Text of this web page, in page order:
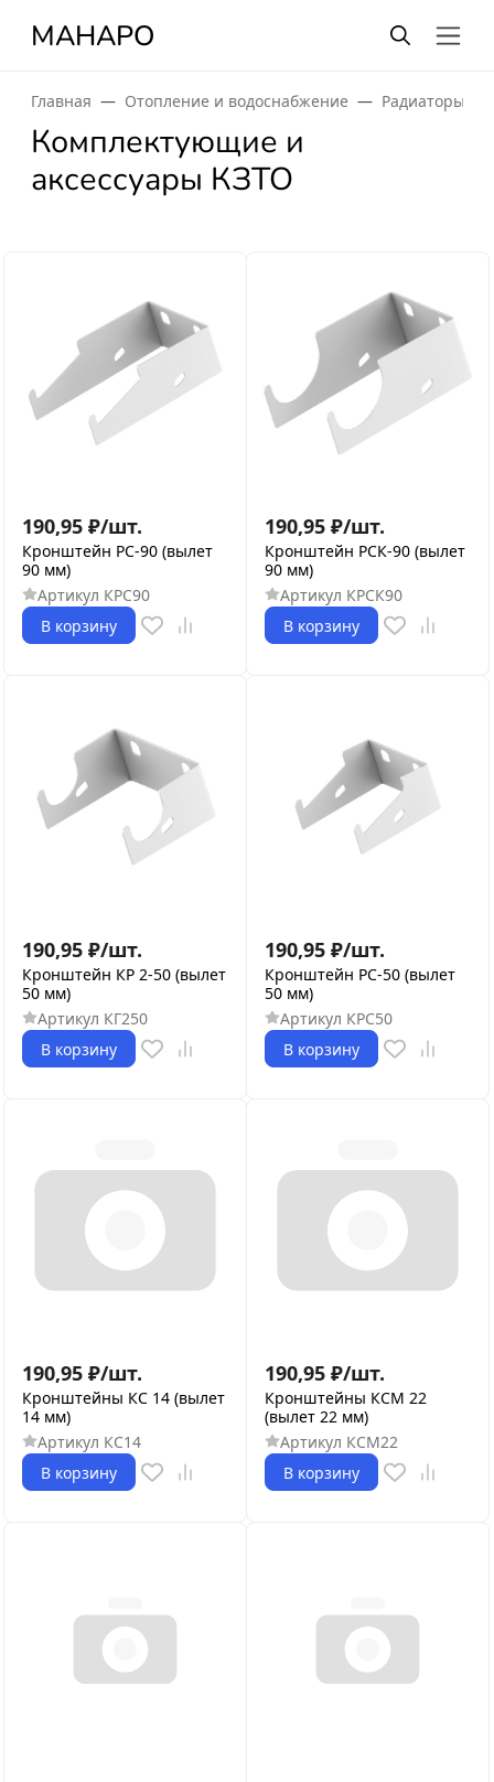
МАНАРО
Главная Отопление и водоснабжение Радиаторы
Комплектующие и
аксессуары КЗТО
190,95 ₽/шт.
Кронштейн РС-90 (вылет
90 мм)
Артикул КРС90
В корзину
190,95 ₽/шт.
Кронштейн РСК-90 (вылет
90 мм)
Артикул КРСК90
В корзину
190,95 ₽/шт.
Кронштейн КР 2-50 (вылет
50 мм)
Артикул КГ250
В корзину
190,95 ₽/шт.
Кронштейн РС-50 (вылет
50 мм)
Артикул КРС50
В корзину
190,95 ₽/шт.
Кронштейны КС 14 (вылет
14 мм)
Артикул КС14
В корзину
190,95 ₽/шт.
Кронштейны КСМ 22
(вылет 22 мм)
Артикул КСМ22
В корзину